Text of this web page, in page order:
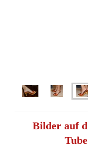
Bilder auf